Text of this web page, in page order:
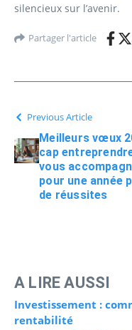
silencieux sur l’avenir.
Partager l'article
Previous Article
Meilleurs vœux
cap
vous
pour une année
de réussites
A LIRE AUSSI
Investissement :
rentabilité